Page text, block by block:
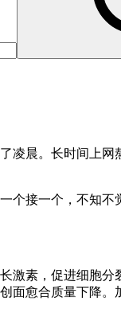
晨。长时间上
个接一个，不知
激素，促进细胞
愈合质量下降